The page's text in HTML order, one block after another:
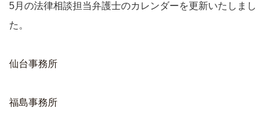
5月の法律相談担当弁護士のカレンダーを更新いたしまし
た。
仙台事務所
福島事務所